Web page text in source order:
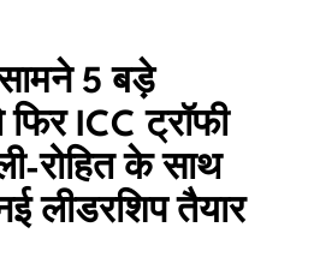
5 बड़े
ICC ट्रॉफी
रोहित के साथ
लीडरशिप तैयार